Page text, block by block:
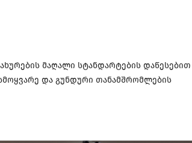
მაღალი სტანდარტების დაწესებით
და გუნდური თანამშრომლების